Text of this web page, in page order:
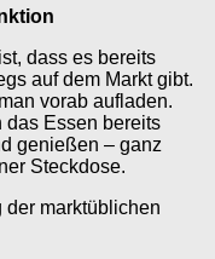
dass es bereits
auf dem Markt gibt.
vorab aufladen.
das Essen bereits
genießen – ganz
Steckdose.
marktüblichen